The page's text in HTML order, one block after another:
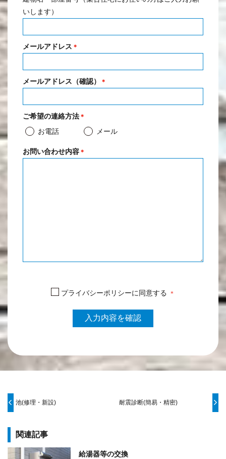
いします）
メールアドレス ＊
メールアドレス（確認） ＊
ご希望の連絡方法 ＊
お電話 メール
お問い合わせ内容 ＊
プライバシーポリシーに同意する ＊
池(修理・新設) 耐震診断(簡易・精密)
関連記事
給湯器等の交換